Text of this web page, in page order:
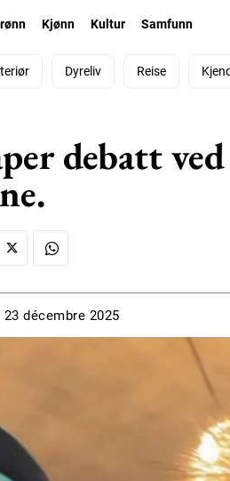
Kjønn Kultur Samfunn
Dyreliv Reise
debatt
23 décembre 2025